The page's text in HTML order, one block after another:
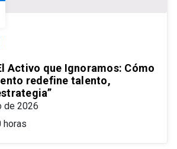
Activo que Ignoramos: Cómo
redefine talento,
de 2026
horas